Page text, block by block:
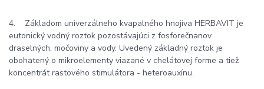
4. Základom univerzálneho kvapalného hnojiva HERBAVIT je
eutonický vodný roztok pozostávajúci z fosforečnanov
draselných, močoviny a vody. Uvedený základný roztok je
obohatený o mikroelementy viazané v chelátovej forme a tiež
koncentrát rastového stimulátora - heteroauxínu.